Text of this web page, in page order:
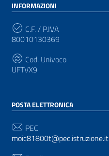
INFORMAZIONI
C.F. / P.IVA
80010130369
Cod. Univoco
UFTVX9
POSTA ELETTRONICA
PEC
moic81800t@pec.istruzione.it